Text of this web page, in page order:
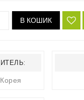
В КОШИК